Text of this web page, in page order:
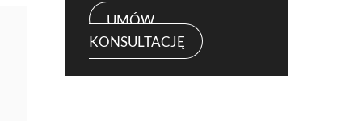
UMÓW
KONSULTACJĘ